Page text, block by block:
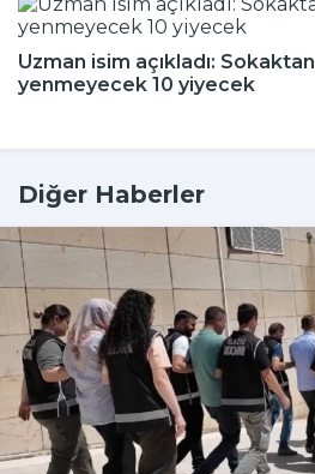
Uzman isim açıkladı: Sokaktan
yenmeyecek 10 yiyecek
Diğer Haberler